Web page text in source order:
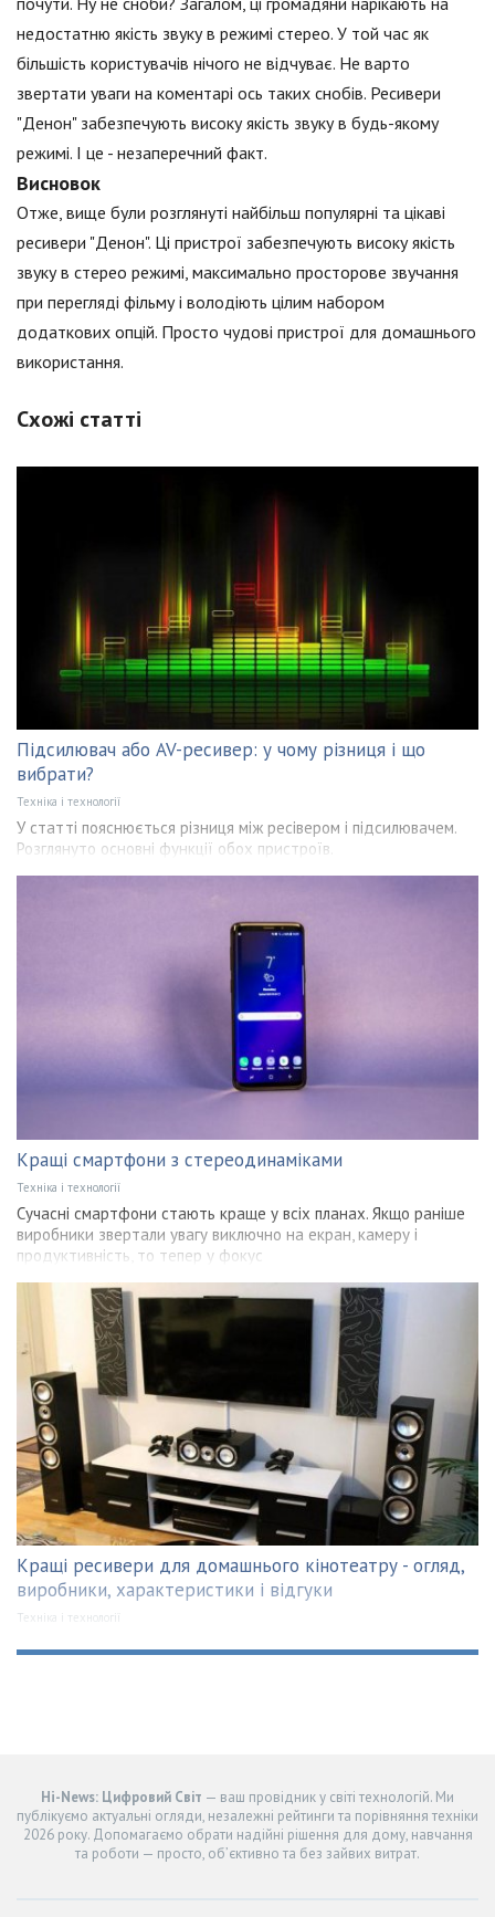
недостатню якість звуку в режимі стерео. У той час як
більшість користувачів нічого не відчуває. Не варто
звертати уваги на коментарі ось таких снобів. Ресивери
"Денон" забезпечують високу якість звуку в будь-якому
режимі. І це - незаперечний факт.
Висновок
Отже, вище були розглянуті найбільш популярні та цікаві
ресивери "Денон". Ці пристрої забезпечують високу якість
звуку в стерео режимі, максимально просторове звучання
при перегляді фільму і володіють цілим набором
додаткових опцій. Просто чудові пристрої для домашнього
використання.
Схожі статті
Підсилювач або AV-ресивер: у чому різниця і що
вибрати?
Техніка і технології
У статті пояснюється різниця між ресівером і підсилювачем.
Розглянуто основні функції обох пристроїв.
Кращі смартфони з стереодинаміками
Техніка і технології
Сучасні смартфони стають краще у всіх планах. Якщо раніше
виробники звертали увагу виключно на екран, камеру і
продуктивність, то тепер у фокус
Кращі ресивери для домашнього кінотеатру - огляд,
виробники, характеристики і відгуки
Техніка і технології
Hi-News: Цифровий Світ — ваш провідник у світі технологій. Ми
публікуємо актуальні огляди, незалежні рейтинги та порівняння техніки
2026 року. Допомагаємо обрати надійні рішення для дому, навчання
та роботи — просто, об’єктивно та без зайвих витрат.